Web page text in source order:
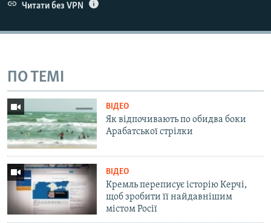
Читати без VPN
ПО ТЕМІ
ВІДЕО
Як відпочивають по обидва боки
Арабатської стрілки
ВІДЕО
Кремль переписує історію Керчі,
щоб зробити її найдавнішим
містом Росії